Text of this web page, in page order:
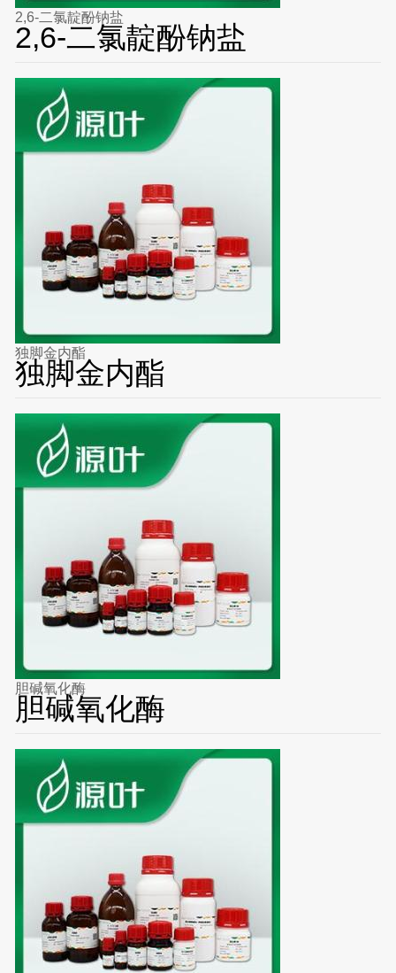
2,6-二氯靛酚钠盐
2,6-二氯靛酚钠盐
独脚金内酯
独脚金内酯
胆碱氧化酶
胆碱氧化酶